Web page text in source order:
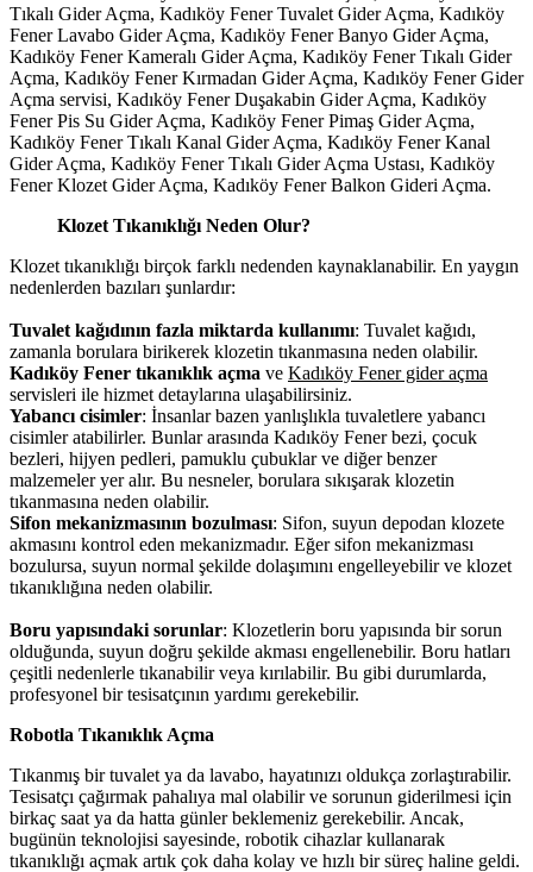
Tıkalı Gider Açma, Kadıköy Fener Tuvalet Gider Açma, Kadıköy
Fener Lavabo Gider Açma, Kadıköy Fener Banyo Gider Açma,
Kadıköy Fener Kameralı Gider Açma, Kadıköy Fener Tıkalı Gider
Açma, Kadıköy Fener Kırmadan Gider Açma, Kadıköy Fener Gider
Açma servisi, Kadıköy Fener Duşakabin Gider Açma, Kadıköy
Fener Pis Su Gider Açma, Kadıköy Fener Pimaş Gider Açma,
Kadıköy Fener Tıkalı Kanal Gider Açma, Kadıköy Fener Kanal
Gider Açma, Kadıköy Fener Tıkalı Gider Açma Ustası, Kadıköy
Fener Klozet Gider Açma, Kadıköy Fener Balkon Gideri Açma.
Klozet Tıkanıklığı Neden Olur?
Klozet tıkanıklığı birçok farklı nedenden kaynaklanabilir. En yaygın
nedenlerden bazıları şunlardır:
Tuvalet kağıdının fazla miktarda kullanımı: Tuvalet kağıdı,
zamanla borulara birikerek klozetin tıkanmasına neden olabilir.
Kadıköy Fener tıkanıklık açma ve Kadıköy Fener gider açma
servisleri ile hizmet detaylarına ulaşabilirsiniz.
Yabancı cisimler: İnsanlar bazen yanlışlıkla tuvaletlere yabancı
cisimler atabilirler. Bunlar arasında Kadıköy Fener bezi, çocuk
bezleri, hijyen pedleri, pamuklu çubuklar ve diğer benzer
malzemeler yer alır. Bu nesneler, borulara sıkışarak klozetin
tıkanmasına neden olabilir.
Sifon mekanizmasının bozulması: Sifon, suyun depodan klozete
akmasını kontrol eden mekanizmadır. Eğer sifon mekanizması
bozulursa, suyun normal şekilde dolaşımını engelleyebilir ve klozet
tıkanıklığına neden olabilir.
Boru yapısındaki sorunlar: Klozetlerin boru yapısında bir sorun
olduğunda, suyun doğru şekilde akması engellenebilir. Boru hatları
çeşitli nedenlerle tıkanabilir veya kırılabilir. Bu gibi durumlarda,
profesyonel bir tesisatçının yardımı gerekebilir.
Robotla Tıkanıklık Açma
Tıkanmış bir tuvalet ya da lavabo, hayatınızı oldukça zorlaştırabilir.
Tesisatçı çağırmak pahalıya mal olabilir ve sorunun giderilmesi için
birkaç saat ya da hatta günler beklemeniz gerekebilir. Ancak,
bugünün teknolojisi sayesinde, robotik cihazlar kullanarak
tıkanıklığı açmak artık çok daha kolay ve hızlı bir süreç haline geldi.